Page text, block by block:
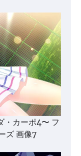
カーポ4〜 フ
ズ 画像7